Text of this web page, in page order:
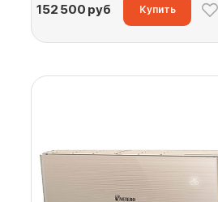
152 500 руб Купить